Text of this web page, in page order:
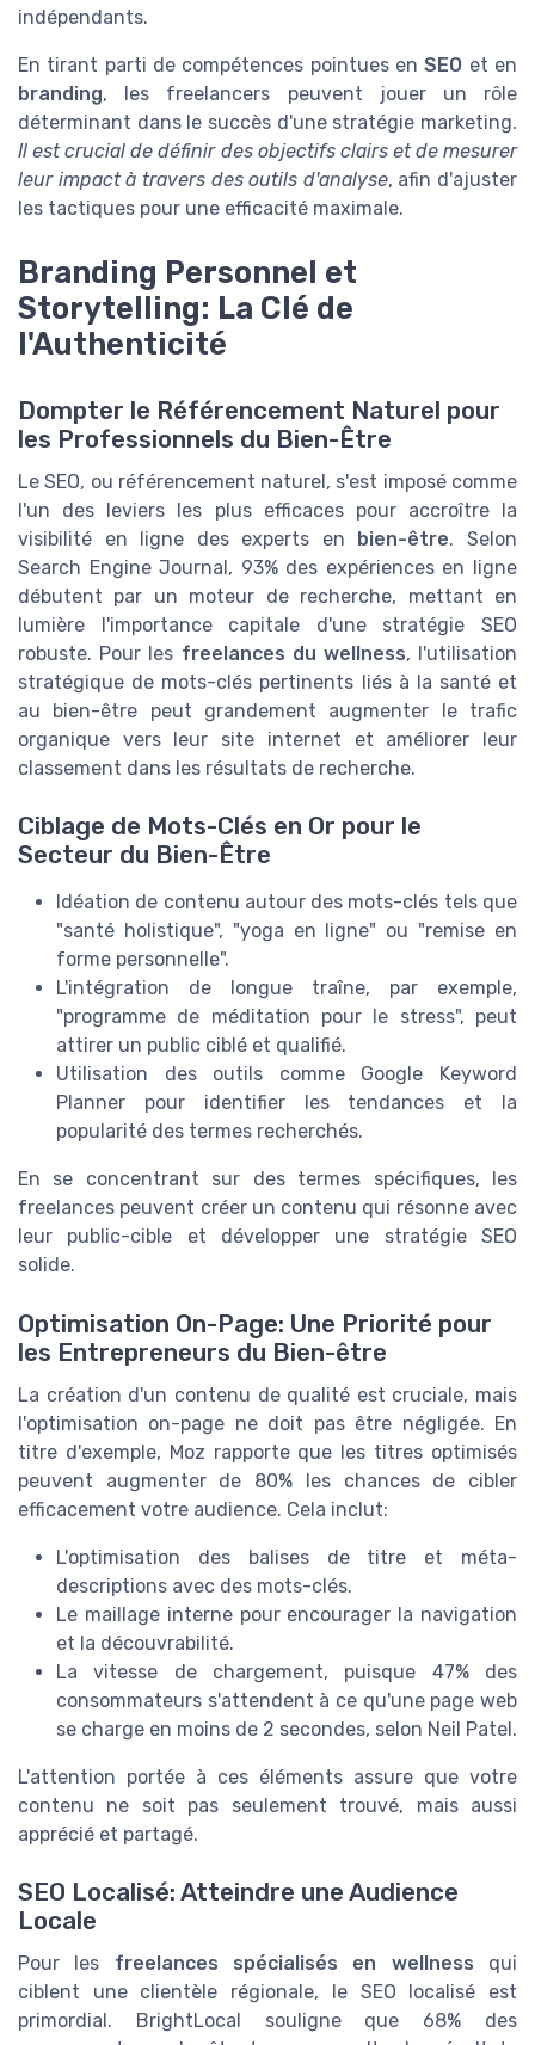
indépendants.
En tirant parti de compétences pointues enSEO et en
branding, les freelancers peuvent jouer un rôle
déterminant dans le succès d'une stratégie marketing.
Il est crucial de définir des objectifs clairs et de mesurer
leur impact à travers des outils d'analyse, afin d'ajuster
les tactiques pour une efficacité maximale.
Branding Personnel et
Storytelling: La Clé de
l'Authenticité
Dompter le Référencement Naturel pour
les Professionnels du Bien-Être
Le SEO, ou référencement naturel, s'est imposé comme
l'un des leviers les plus efficaces pour accroître la
visibilité en ligne des experts en bien-être. Selon
Search Engine Journal, 93% des expériences en ligne
débutent par un moteur de recherche, mettant en
lumière l'importance capitale d'une stratégie SEO
robuste. Pour les freelances du wellness, l'utilisation
stratégique de mots-clés pertinents liés à la santé et
au bien-être peut grandement augmenter le trafic
organique vers leur site internet et améliorer leur
classement dans les résultats de recherche.
Ciblage de Mots-Clés en Or pour le
Secteur du Bien-Être
Idéation de contenu autour des mots-clés tels que
"santé holistique", "yoga en ligne" ou "remise en
forme personnelle".
L'intégration de longue traîne, par exemple,
"programme de méditation pour le stress", peut
attirer un public ciblé et qualifié.
Utilisation des outils comme Google Keyword
Planner pour identifier les tendances et la
popularité des termes recherchés.
En se concentrant sur des termes spécifiques, les
freelances peuvent créer un contenu qui résonne avec
leur public-cible et développer une stratégie SEO
solide.
Optimisation On-Page: Une Priorité pour
les Entrepreneurs du Bien-être
La création d'un contenu de qualité est cruciale, mais
l'optimisation on-page ne doit pas être négligée. En
titre d'exemple, Moz rapporte que les titres optimisés
peuvent augmenter de 80% les chances de cibler
efficacement votre audience. Cela inclut:
L'optimisation des balises de titre et méta-
descriptions avec des mots-clés.
Le maillage interne pour encourager la navigation
et la découvrabilité.
La vitesse de chargement, puisque 47% des
consommateurs s'attendent à ce qu'une page web
se charge en moins de 2 secondes, selon Neil Patel.
L'attention portée à ces éléments assure que votre
contenu ne soit pas seulement trouvé, mais aussi
apprécié et partagé.
SEO Localisé: Atteindre une Audience
Locale
Pour les freelances spécialisés en wellness qui
ciblent une clientèle régionale, le SEO localisé est
primordial. BrightLocal souligne que 68% des